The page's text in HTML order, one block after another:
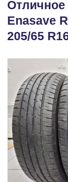
Отличное
Enasave
205/65